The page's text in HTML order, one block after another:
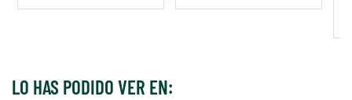
LO HAS PODIDO VER EN: